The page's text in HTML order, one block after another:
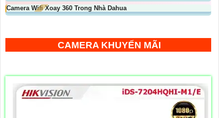
Camera Wifi Xoay 360 Trong Nhà Dahua
CAMERA KHUYẾN MÃI